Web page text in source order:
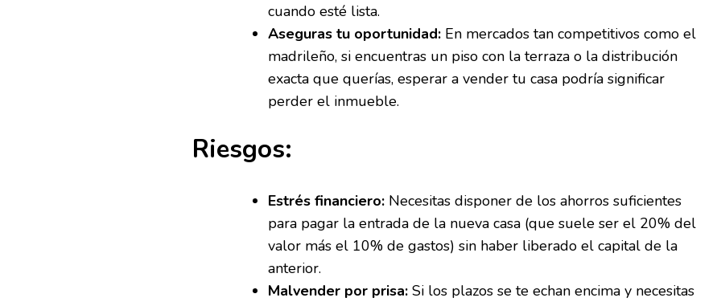
cuando esté lista.
Aseguras tu oportunidad: En mercados tan competitivos como el
madrileño, si encuentras un piso con la terraza o la distribución
exacta que querías, esperar a vender tu casa podría significar
perder el inmueble.
Riesgos:
Estrés financiero: Necesitas disponer de los ahorros suficientes
para pagar la entrada de la nueva casa (que suele ser el 20% del
valor más el 10% de gastos) sin haber liberado el capital de la
anterior.
Malvender por prisa: Si los plazos se te echan encima y necesitas